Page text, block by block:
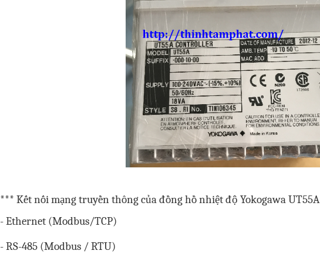
*** Kết nối mạng truyền thông của đồng hồ nhiệt độ Yokogawa UT55A
- Ethernet (Modbus/TCP)
- RS-485 (Modbus / RTU)